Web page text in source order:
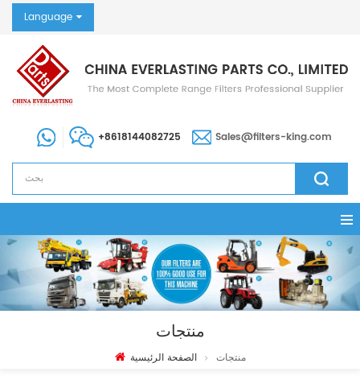
Language
+8618144082725 Sales@filters-king.com
منتجات
الصفحة الرئيسية منتجات